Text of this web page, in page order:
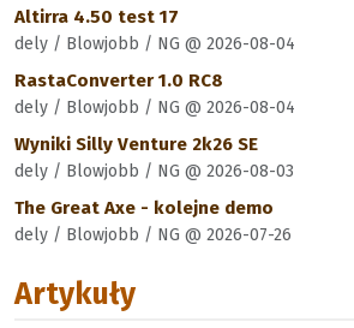
Altirra 4.50 test 17
dely / Blowjobb / NG @ 2026-08-04
RastaConverter 1.0 RC8
dely / Blowjobb / NG @ 2026-08-04
Wyniki Silly Venture 2k26 SE
dely / Blowjobb / NG @ 2026-08-03
The Great Axe - kolejne demo
dely / Blowjobb / NG @ 2026-07-26
Artykuły